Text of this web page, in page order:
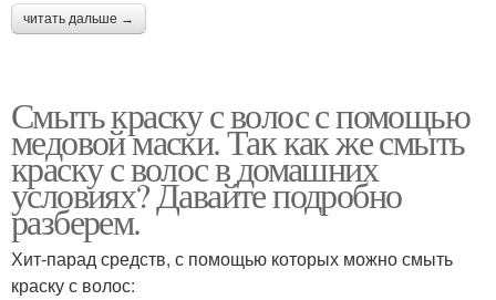
читать дальше →
Смыть краску с волос с помощью
медовой маски. Так как же смыть
краску с волос в домашних
условиях? Давайте подробно
разберем.
Хит-парад средств, с помощью которых можно смыть
краску с волос: